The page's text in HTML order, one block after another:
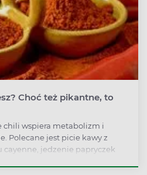
Choć też pikantne, to
chili wspiera metabolizm i
Polecane jest picie kawy z
cayenne, jedzenie papryczek